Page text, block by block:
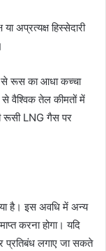
अप्रत्यक्ष हिस्सेदारी
से रूस का आधा कच्चा
वैश्विक तेल कीमतों में
रूसी LNG गैस पर
है। इस अवधि में अन्य
करना होगा। यदि
प्रतिबंध लगाए जा सकते